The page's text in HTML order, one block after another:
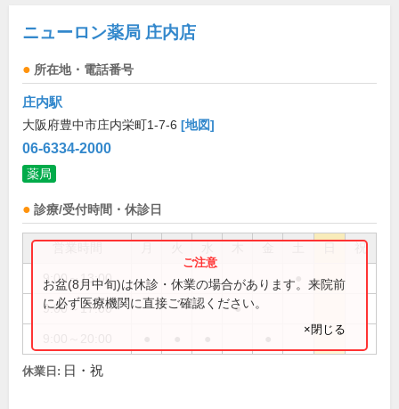
ニューロン薬局 庄内店
所在地・電話番号
庄内駅
大阪府豊中市庄内栄町1-7-6 [地図]
06-6334-2000
薬局
診療/受付時間・休診日
祝
9:00～13:00
9:00～17:00 ●
お盆(8月中旬)は休診・休業の場合があります。来院前
に必ず医療機関に直接ご確認ください。
×閉じる
休業日: 日・祝